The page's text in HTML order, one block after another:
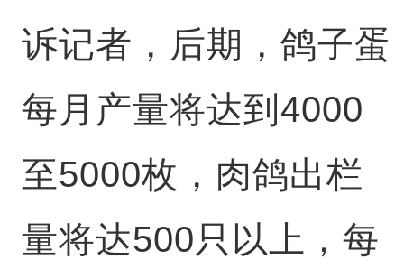
诉记者，后期，鸽子蛋
每月产量将达到4000
至5000枚，肉鸽出栏
量将达500只以上，每